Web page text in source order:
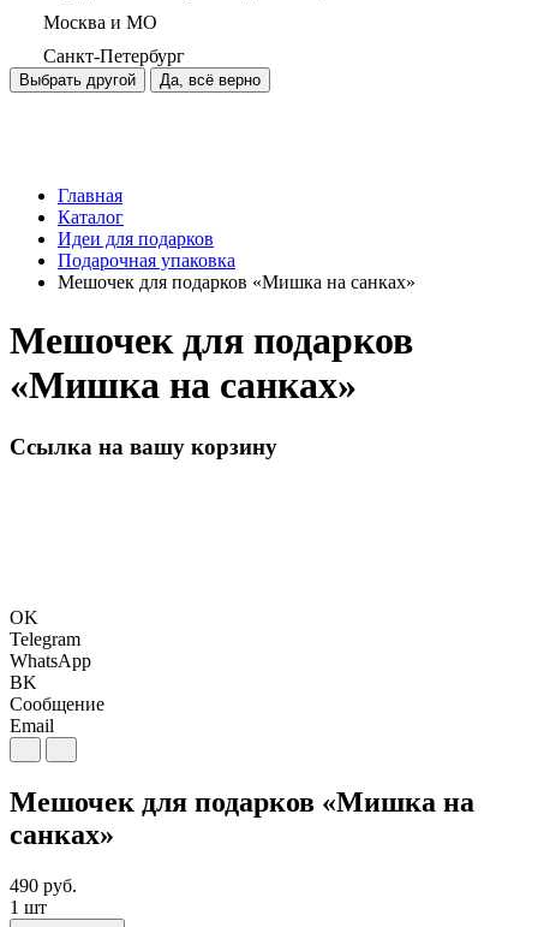
Москва и МО
Санкт-Петербург
Выбрать другой Да, всё верно
Главная
Каталог
Идеи для подарков
Подарочная упаковка
Мешочек для подарков «Мишка на санках»
Мешочек для подарков
«Мишка на санках»
Ссылка на вашу корзину
OK
Telegram
WhatsApp
BK
Сообщение
Email
Мешочек для подарков «Мишка на
санках»
490 руб.
1 шт